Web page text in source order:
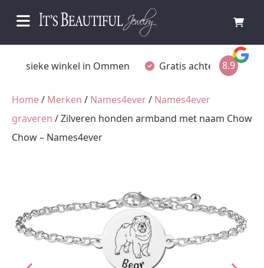
Fysieke winkel in Ommen Gratis achteraf betalen
8.9
Home/ Merken / Names4ever/ Names4ever
graveren / Zilveren honden armband met naam Chow
Chow – Names4ever